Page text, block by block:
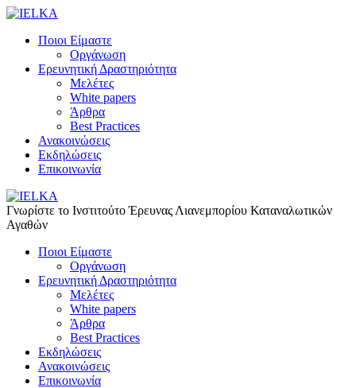
Ποιοι Είμαστε
Οργάνωση
Ερευνητική Δραστηριότητα
Μελέτες
White papers
Άρθρα
Best Practices
Ανακοινώσεις
Εκδηλώσεις
Επικοινωνία
Γνωρίστε το Iνστιτούτο Έρευνας Λιανεμπορίου Καταναλωτικών
Αγαθών
Ποιοι Είμαστε
Οργάνωση
Ερευνητική Δραστηριότητα
Μελέτες
White papers
Άρθρα
Best Practices
Εκδηλώσεις
Ανακοινώσεις
Επικοινωνία